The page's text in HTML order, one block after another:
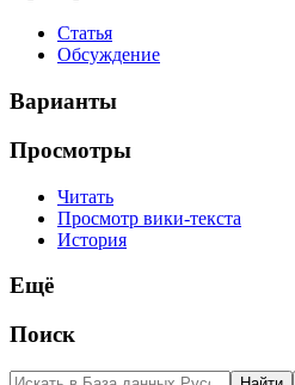
Статья
Обсуждение
Варианты
Просмотры
Читать
Просмотр вики-текста
История
Ещё
Поиск